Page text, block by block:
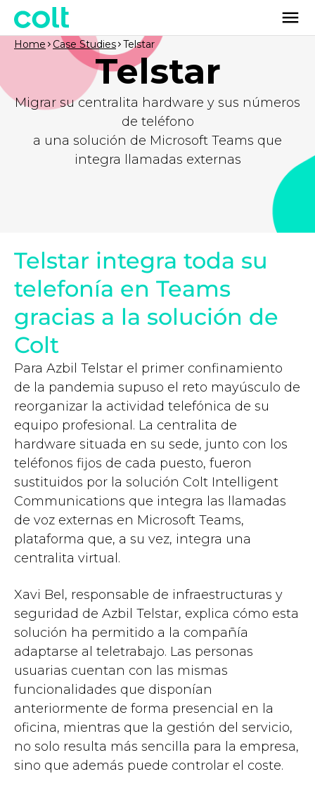
Telstar
Migrar su centralita hardware y sus números
de teléfono
a una solución de Microsoft Teams que
integra llamadas externas
Home Case Studies Telstar
Telstar integra toda su
telefonía en Teams
gracias a la solución de
Colt
Para Azbil Telstar el primer confinamiento
de la pandemia supuso el reto mayúsculo de
reorganizar la actividad telefónica de su
equipo profesional. La centralita de
hardware situada en su sede, junto con los
teléfonos fijos de cada puesto, fueron
sustituidos por la solución Colt Intelligent
Communications que integra las llamadas
de voz externas en Microsoft Teams,
plataforma que, a su vez, integra una
centralita virtual.
Xavi Bel, responsable de infraestructuras y
seguridad de Azbil Telstar, explica cómo esta
solución ha permitido a la compañía
adaptarse al teletrabajo. Las personas
usuarias cuentan con las mismas
funcionalidades que disponían
anteriormente de forma presencial en la
oficina, mientras que la gestión del servicio,
no solo resulta más sencilla para la empresa,
sino que además puede controlar el coste.